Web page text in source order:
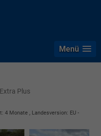
Menü
Extra Plus
4 Monate , Landesversion: EU -